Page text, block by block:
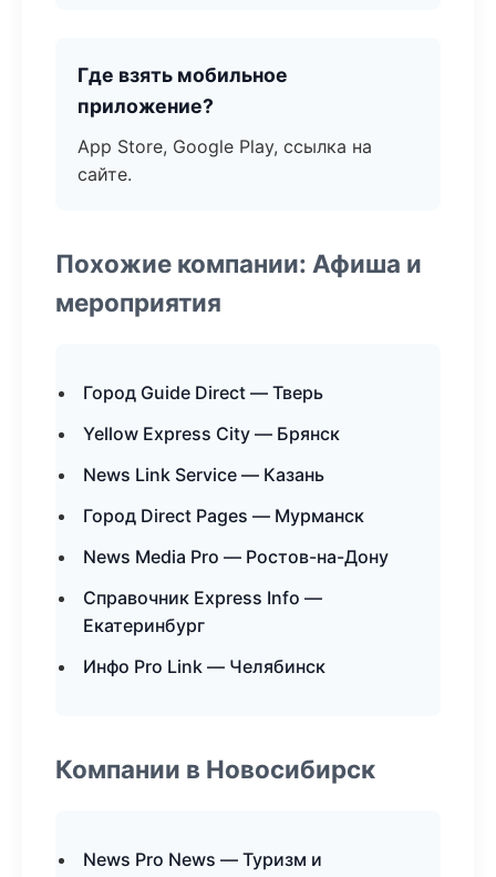
Где взять мобильное
приложение?
App Store, Google Play, ссылка на
сайте.
Похожие компании: Афиша и
мероприятия
Город Guide Direct — Тверь
Yellow Express City — Брянск
News Link Service — Казань
Город Direct Pages — Мурманск
News Media Pro — Ростов-на-Дону
Справочник Express Info —
Екатеринбург
Инфо Pro Link — Челябинск
Компании в Новосибирск
News Pro News — Туризм и